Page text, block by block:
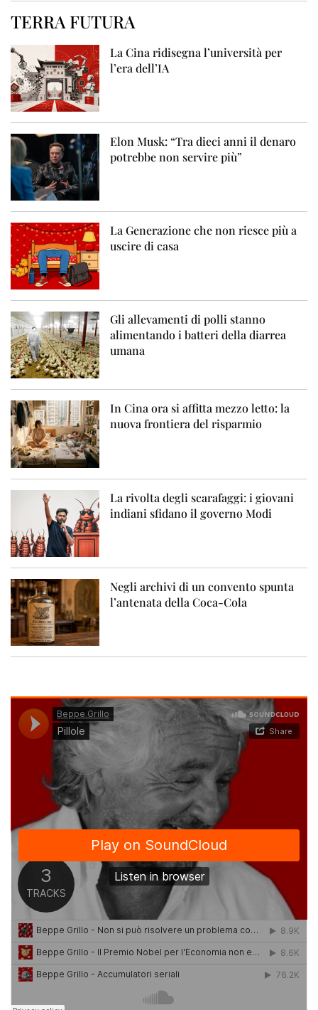
TERRA FUTURA
La Cina ridisegna l’università per
l’era dell’IA
Elon Musk: “Tra dieci anni il denaro
potrebbe non servire più”
La Generazione che non riesce più a
uscire di casa
Gli allevamenti di polli stanno
alimentando i batteri della diarrea
umana
In Cina ora si affitta mezzo letto: la
nuova frontiera del risparmio
La rivolta degli scarafaggi: i giovani
indiani sfidano il governo Modi
Negli archivi di un convento spunta
l’antenata della Coca-Cola